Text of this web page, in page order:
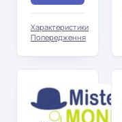
Характеристики
Попередження